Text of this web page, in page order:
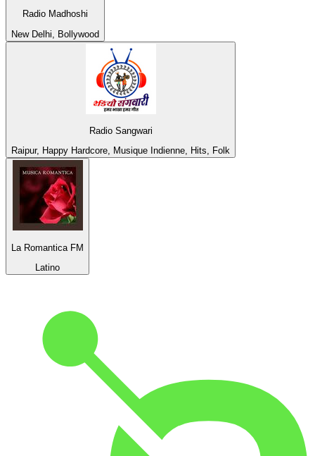
Radio Madhoshi
New Delhi, Bollywood
Radio Sangwari
Raipur, Happy Hardcore, Musique Indienne, Hits, Folk
La Romantica FM
Latino